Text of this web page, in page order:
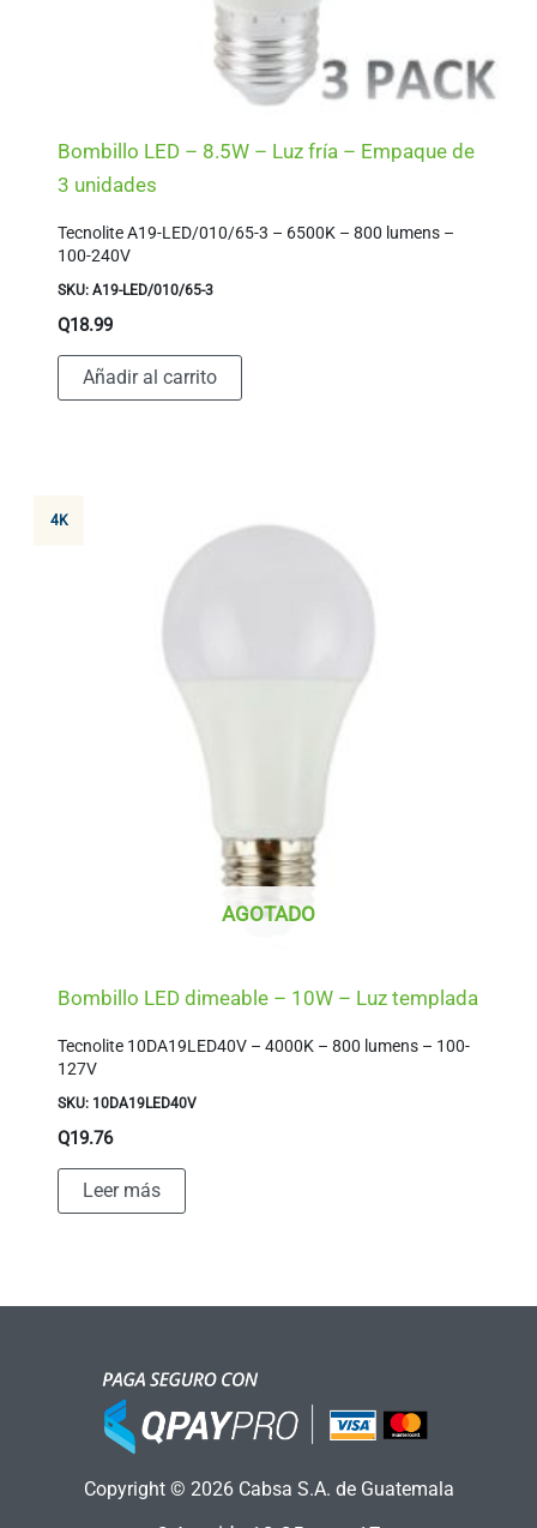
Bombillo LED – 8.5W – Luz fría – Empaque de
3 unidades
Tecnolite A19-LED/010/65-3 – 6500K – 800 lumens –
100-240V
SKU: A19-LED/010/65-3
Q18.99
Añadir al carrito
4K
AGOTADO
Bombillo LED dimeable – 10W – Luz templada
Tecnolite 10DA19LED40V – 4000K – 800 lumens – 100-
127V
SKU: 10DA19LED40V
Q19.76
Leer más
Copyright © 2026 Cabsa S.A. de Guatemala